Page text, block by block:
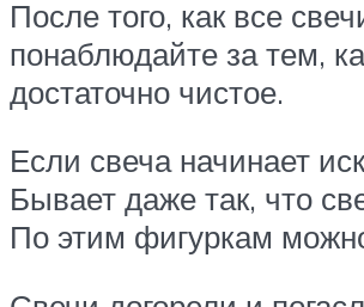
После того, как все
понаблюдайте за тем,
достаточно чистое.
Если свеча начинает
Бывает даже так, что
По этим фигуркам